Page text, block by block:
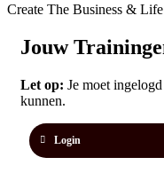
Create The Business &
Jouw
Let op: Je moet
kunnen.
Login